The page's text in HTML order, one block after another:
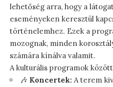
lehetőség arra, hogy a
eseményeken keresztül
történelemhez. Ezek a
mozognak, minden
számára kínálva valamit.
A kulturális programok
🎶 Koncertek: A terem